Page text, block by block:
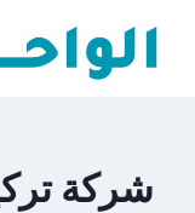
شركة